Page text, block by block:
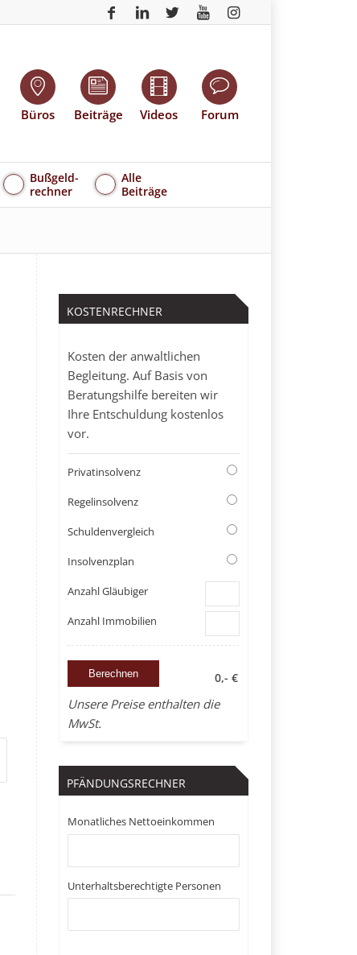
Büros Beiträge Videos Forum
Bußgeld-
rechner
Alle
Beiträge
KOSTENRECHNER
Kosten der anwaltlichen
Begleitung. Auf Basis von
Beratungshilfe bereiten wir
Ihre Entschuldung kostenlos
vor.
Privatinsolvenz
Regelinsolvenz
Schuldenvergleich
Insolvenzplan
Anzahl Gläubiger
Anzahl Immobilien
0,- €
Unsere Preise enthalten die
MwSt.
PFÄNDUNGSRECHNER
Monatliches Nettoeinkommen
Unterhaltsberechtigte Personen